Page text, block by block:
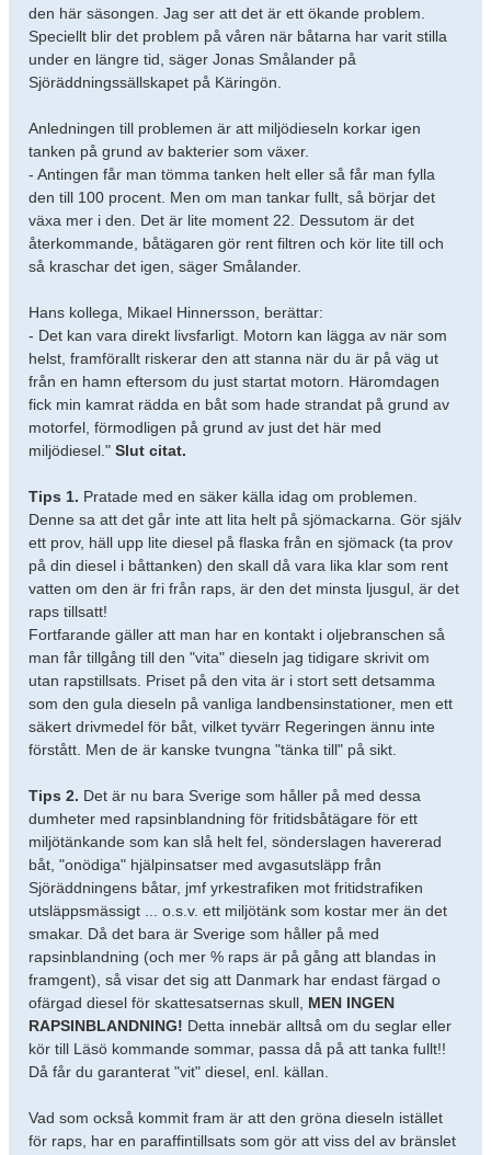
den här säsongen. Jag ser att det är ett ökande problem.
Speciellt blir det problem på våren när båtarna har varit stilla
under en längre tid, säger Jonas Smålander på
Sjöräddningssällskapet på Käringön.
Anledningen till problemen är att miljödieseln korkar igen
tanken på grund av bakterier som växer.
- Antingen får man tömma tanken helt eller så får man fylla
den till 100 procent. Men om man tankar fullt, så börjar det
växa mer i den. Det är lite moment 22. Dessutom är det
återkommande, båtägaren gör rent filtren och kör lite till och
så kraschar det igen, säger Smålander.
Hans kollega, Mikael Hinnersson, berättar:
- Det kan vara direkt livsfarligt. Motorn kan lägga av när som
helst, framförallt riskerar den att stanna när du är på väg ut
från en hamn eftersom du just startat motorn. Häromdagen
fick min kamrat rädda en båt som hade strandat på grund av
motorfel, förmodligen på grund av just det här med
miljödiesel." Slut citat.
Tips 1. Pratade med en säker källa idag om problemen.
Denne sa att det går inte att lita helt på sjömackarna. Gör själv
ett prov, häll upp lite diesel på flaska från en sjömack (ta prov
på din diesel i båttanken) den skall då vara lika klar som rent
vatten om den är fri från raps, är den det minsta ljusgul, är det
raps tillsatt!
Fortfarande gäller att man har en kontakt i oljebranschen så
man får tillgång till den "vita" dieseln jag tidigare skrivit om
utan rapstillsats. Priset på den vita är i stort sett detsamma
som den gula dieseln på vanliga landbensinstationer, men ett
säkert drivmedel för båt, vilket tyvärr Regeringen ännu inte
förstått. Men de är kanske tvungna "tänka till" på sikt.
Tips 2. Det är nu bara Sverige som håller på med dessa
dumheter med rapsinblandning för fritidsbåtägare för ett
miljötänkande som kan slå helt fel, sönderslagen havererad
båt, "onödiga" hjälpinsatser med avgasutsläpp från
Sjöräddningens båtar, jmf yrkestrafiken mot fritidstrafiken
utsläppsmässigt ... o.s.v. ett miljötänk som kostar mer än det
smakar. Då det bara är Sverige som håller på med
rapsinblandning (och mer % raps är på gång att blandas in
framgent), så visar det sig att Danmark har endast färgad o
ofärgad diesel för skattesatsernas skull, MEN INGEN
RAPSINBLANDNING! Detta innebär alltså om du seglar eller
kör till Läsö kommande sommar, passa då på att tanka fullt!!
Då får du garanterat "vit" diesel, enl. källan.
Vad som också kommit fram är att den gröna dieseln istället
för raps, har en paraffintillsats som gör att viss del av bränslet